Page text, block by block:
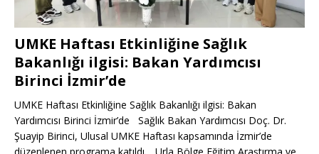
UMKE Haftası Etkinliğine Sağlık
Bakanlığı ilgisi: Bakan Yardımcısı
Birinci İzmir’de
UMKE Haftası Etkinliğine Sağlık Bakanlığı ilgisi: Bakan
Yardımcısı Birinci İzmir’de Sağlık Bakan Yardımcısı Doç. Dr.
Şuayip Birinci, Ulusal UMKE Haftası kapsamında İzmir’de
düzenlenen programa katıldı. Urla Bölge Eğitim Araştırma ve